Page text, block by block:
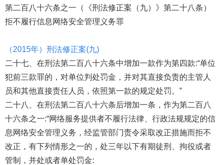
第二百八十六条之一（《刑法修正案（九）》第二十八条）
拒不履行信息网络安全管理义务罪
（2015年）刑法修正案(九)
二十七、在刑法第二百八十六条中增加一款作为第四款:“单位
犯前三款罪的，对单位判处罚金，并对其直接负责的主管人
员和其他直接责任人员，依照第一款的规定处罚。”
二十八、在刑法第二百八十六条后增加一条，作为第二百八
十六条之一:“网络服务提供者不履行法律、行政法规规定的信
息网络安全管理义务，经监管部门责令采取改正措施而拒不
改正，有下列情形之一的，处三年以下有期徒刑、拘役或者
管制，并处或者单处罚金: